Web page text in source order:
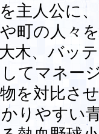
主人公に
町の人々
木、バッ
てマネー
を対比さ
りやすい